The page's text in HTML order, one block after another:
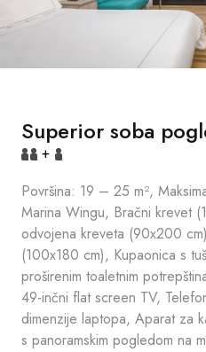
Superior soba
+
Površina: 19 – 25 m²,
Marina Wingu, Bračni krevet
odvojena kreveta (90x200
(100x180 cm), Kupaonica s
proširenim toaletnim
49-inčni flat screen TV,
dimenzije laptopa, Aparat za
s panoramskim pogledom na